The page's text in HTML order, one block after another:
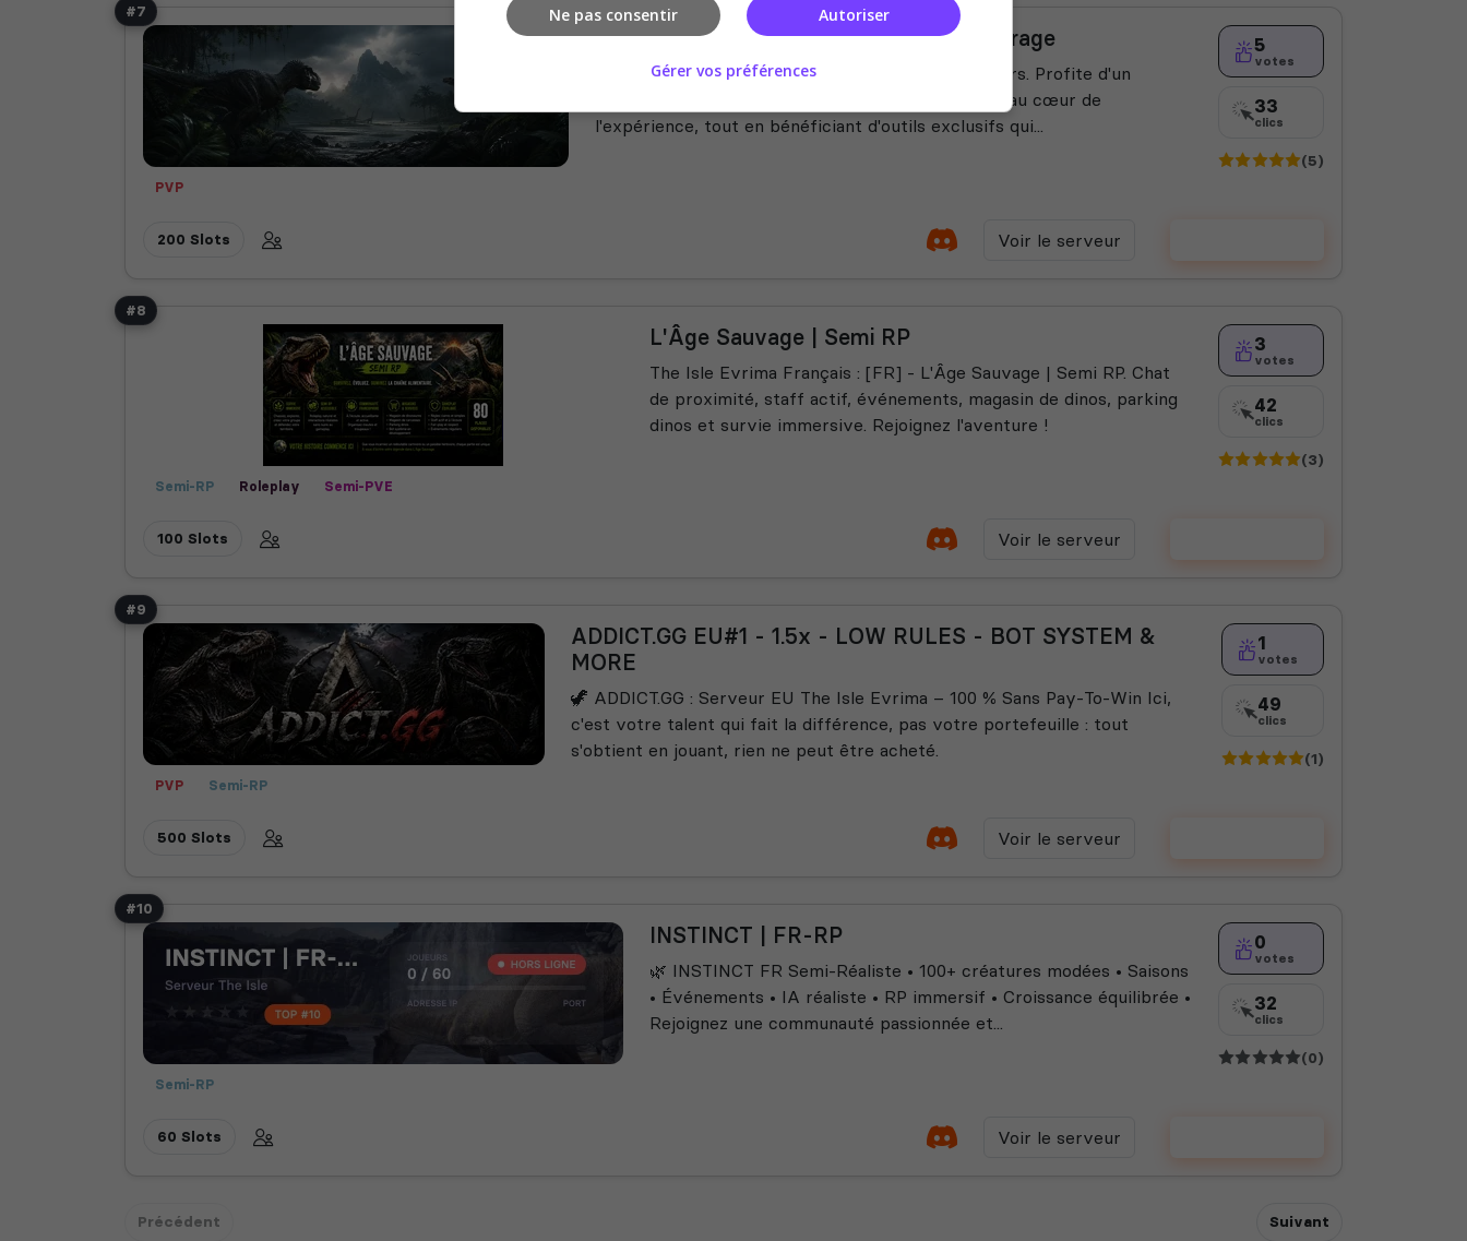
#7
PVP
[FR] Nova Island - Low Rules - Free Storage
🌋 Nova Island est un serveur conçu par des joueurs. Profite d'un
environnement Low Rules, où la liberté de jeu est au cœur de
l'expérience, tout en bénéficiant d'outils exclusifs qui...
5
votes
33
clics
(5)
200 Slots Voir le serveur
#8
Semi-RP Roleplay Semi-PVE
L'Âge Sauvage | Semi RP
The Isle Evrima Français : [FR] - L'Âge Sauvage | Semi RP. Chat
de proximité, staff actif, événements, magasin de dinos, parking
dinos et survie immersive. Rejoignez l'aventure !
3
votes
42
clics
(3)
100 Slots Voir le serveur
#9
PVP Semi-RP
ADDICT.GG EU#1 - 1.5x - LOW RULES - BOT SYSTEM &
MORE
🦖 ADDICT.GG : Serveur EU The Isle Evrima – 100 % Sans Pay-To-Win Ici,
c'est votre talent qui fait la différence, pas votre portefeuille : tout
s'obtient en jouant, rien ne peut être acheté.
1
votes
49
clics
(1)
500 Slots Voir le serveur
#10
Semi-RP
INSTINCT | FR-RP
🌿 INSTINCT FR Semi-Réaliste • 100+ créatures modées • Saisons
• Événements • IA réaliste • RP immersif • Croissance équilibrée •
Rejoignez une communauté passionnée et...
0
votes
32
clics
(0)
60 Slots Voir le serveur
Précédent Suivant
Autoriser
Ne pas consentir
Gérer vos préférences